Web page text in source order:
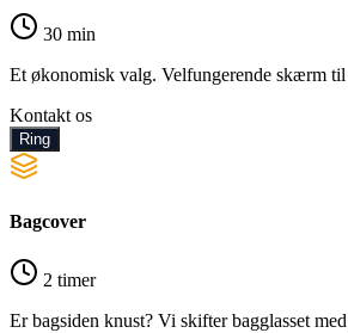
30 min
Et økonomisk valg. Velfungerende skærm til
Kontakt os
Ring
Bagcover
2 timer
Er bagsiden knust? Vi skifter bagglasset